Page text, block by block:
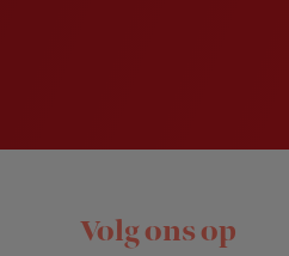
Volg ons op